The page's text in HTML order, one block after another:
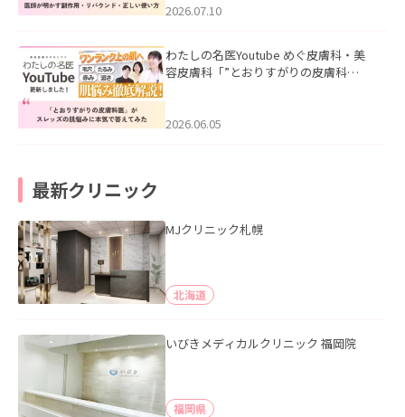
た。
2026.07.10
わたしの名医Youtube めぐ皮膚科・美
容皮膚科「”とおりすがりの皮膚科
2026.06.05
最新クリニック
MJクリニック札幌
北海道
いびきメディカルクリニック 福岡院
福岡県